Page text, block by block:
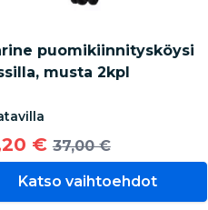
puomikiinnitysköysi
musta 2kpl
€ 37,00 €
Katso vaihtoehdot